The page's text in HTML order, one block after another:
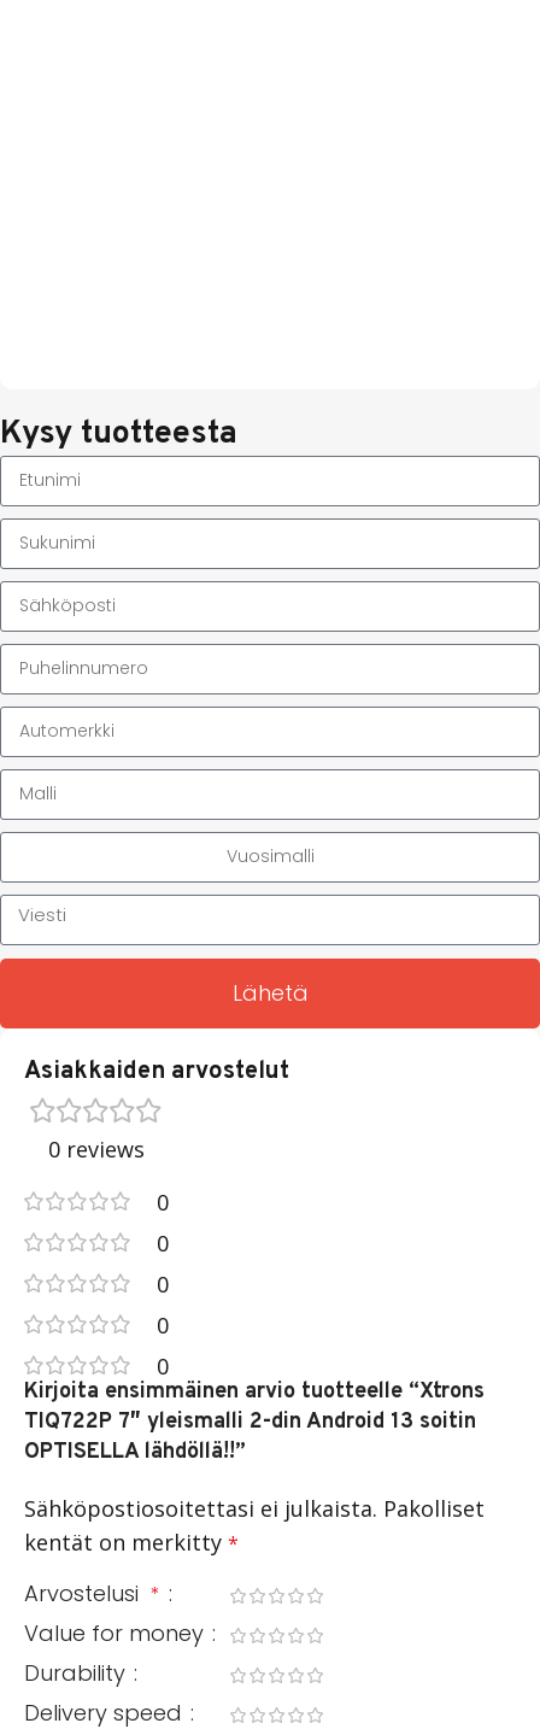
Kysy tuotteesta
Lähetä
Asiakkaiden arvostelut
0 reviews
0
0
0
0
0
Kirjoita ensimmäinen arvio tuotteelle “Xtrons
TIQ722P 7″ yleismalli 2-din Android 13 soitin
OPTISELLA lähdöllä!!”
Sähköpostiosoitettasi ei julkaista. Pakolliset
kentät on merkitty *
Arvostelusi *
Value for money
Durability
Delivery speed